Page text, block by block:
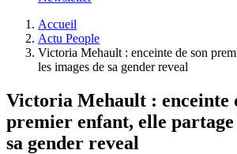
Accueil
Actu People
Victoria Mehault : enceinte de son
les images de sa gender reveal
Victoria Mehault : enceinte
premier enfant, elle partage
sa gender reveal